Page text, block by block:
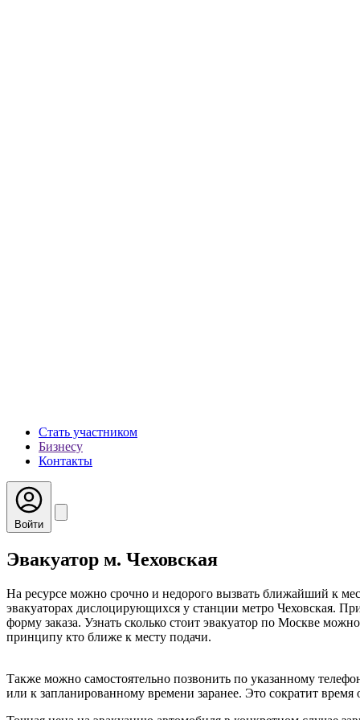
Стать участником
Бизнесу
Контакты
Войти
Эвакуатор м. Чеховская
На ресурсе можно срочно и недорого вызвать ближайший к
эвакуаторах дислоцирующихся у станции метро Чеховская.
форму заказа. Узнать сколько стоит эвакуатор по Москве
принципу кто ближе к месту подачи.
Также можно самостоятельно позвонить по указанному
или к запланированному времени заранее. Это сократит